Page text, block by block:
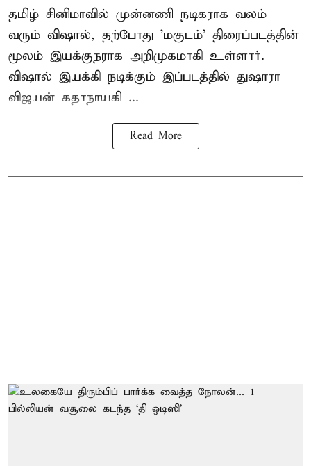
தமிழ் சினிமாவில் முன்னணி நடிகராக வலம்
வரும் விஷால், தற்போது 'மகுடம்' திரைப்படத்தின்
மூலம் இயக்குநராக அறிமுகமாகி உள்ளார்.
விஷால் இயக்கி நடிக்கும் இப்படத்தில் துஷாரா
விஜயன் கதாநாயகி ...
Read More